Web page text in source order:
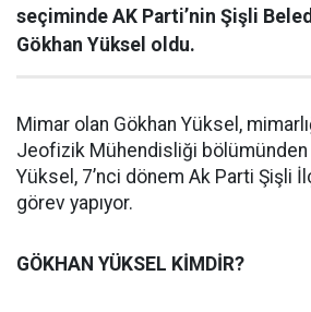
seçiminde AK Parti’nin Şişli
Gökhan Yüksel oldu.
Mimar olan Gökhan Yüksel,
Jeofizik Mühendisliği
Yüksel, 7’nci dönem Ak Parti Şişli
görev yapıyor.
GÖKHAN YÜKSEL KİMDİR?